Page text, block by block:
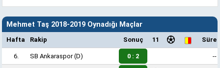
Mehmet Taş 2018-2019 Oynadığı Maçlar
Hafta Rakip Sonuç 11 Süre
6. SB Ankaraspor(D) 0 : 2 --